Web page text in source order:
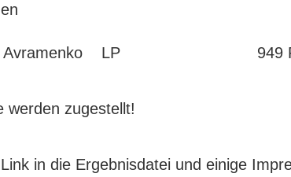
Avramenko LP 949
werden zugestellt!
in die Ergebnisdatei und einige